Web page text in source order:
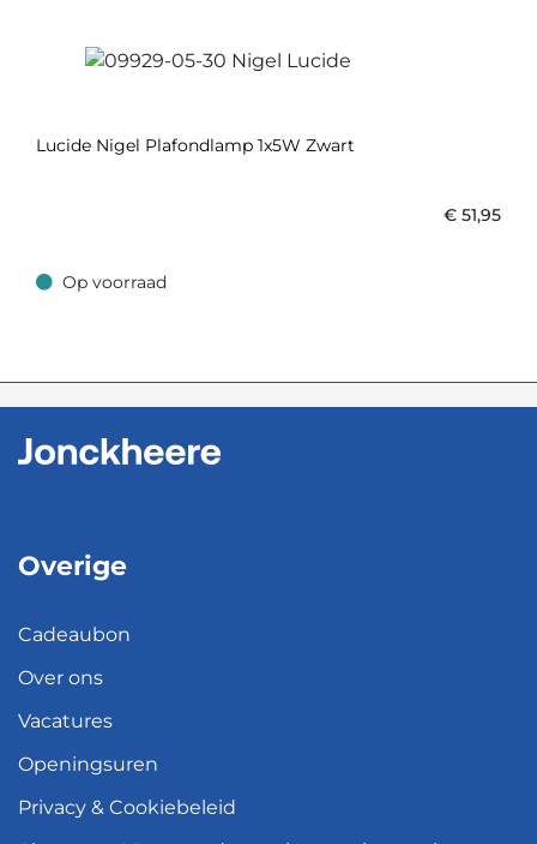
Lucide Nigel Plafondlamp 1x5W Zwart
€ 51,95
Op voorraad
Op voorraad
Overige
Cadeaubon
Over ons
Vacatures
Openingsuren
Privacy & Cookiebeleid